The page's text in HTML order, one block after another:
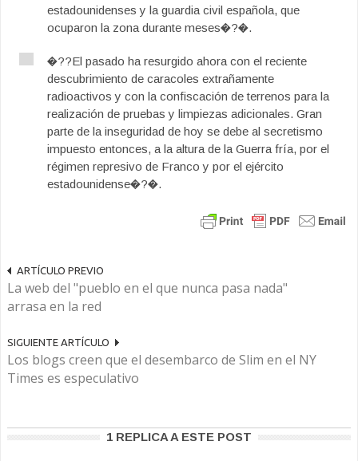
estadounidenses y la guardia civil española, que
ocuparon la zona durante meses�?�.
�??El pasado ha resurgido ahora con el reciente
descubrimiento de caracoles extrañamente
radioactivos y con la confiscación de terrenos para la
realización de pruebas y limpiezas adicionales. Gran
parte de la inseguridad de hoy se debe al secretismo
impuesto entonces, a la altura de la Guerra fría, por el
régimen represivo de Franco y por el ejército
estadounidense�?�.
ARTÍCULO PREVIO
La web del "pueblo en el que nunca pasa nada"
arrasa en la red
SIGUIENTE ARTÍCULO
Los blogs creen que el desembarco de Slim en el NY
Times es especulativo
1 REPLICA A ESTE POST